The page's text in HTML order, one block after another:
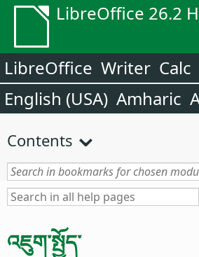
LibreOffice 26.2
LibreOffice Writer Calc
English (USA) Amharic
Contents
འཇུག་སྤྱོད་